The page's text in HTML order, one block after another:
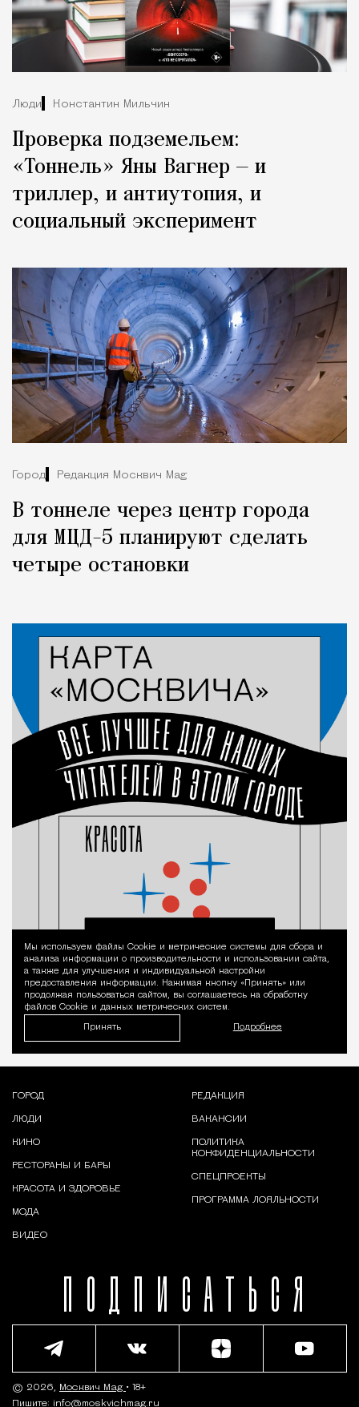
Люди Константин Мильчин
Проверка подземельем:
«Тоннель» Яны Вагнер — и
триллер, и антиутопия, и
социальный эксперимент
Город Редакция Москвич Mag
В тоннеле через центр города
для МЦД-5 планируют сделать
четыре остановки
Уведомление
Мы используем файлы Сookie и метрические системы для сбора и
анализа информации о производительности и использовании сайта,
а также для улучшения и индивидуальной настройки
предоставления информации. Нажимая кнопку «Принять» или
продолжая пользоваться сайтом, вы соглашаетесь на обработку
файлов Cookie и данных метрических систем.
Принять Подробнее
ПОДПИСАТЬСЯ
ГОРОД
ЛЮДИ
КИНО
РЕСТОРАНЫ И БАРЫ
КРАСОТА И ЗДОРОВЬЕ
МОДА
ВИДЕО
РЕДАКЦИЯ
ВАКАНСИИ
ПОЛИТИКА
КОНФИДЕНЦИАЛЬНОСТИ
СПЕЦПРОЕКТЫ
ПРОГРАММА ЛОЯЛЬНОСТИ
© 2026, Москвич Mag • 18+
Пишите: info@moskvichmag.ru